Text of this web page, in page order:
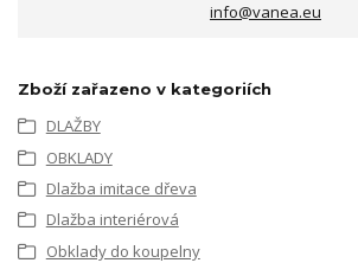
info@vanea.eu
Zboží zařazeno v kategoriích
DLAŽBY
OBKLADY
Dlažba imitace dřeva
Dlažba interiérová
Obklady do koupelny